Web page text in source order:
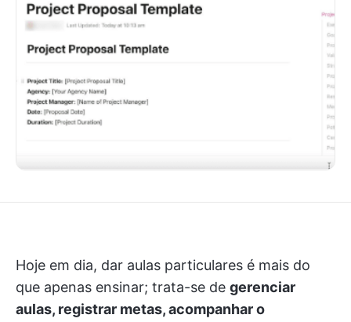
Hoje em dia, dar aulas particulares é mais do
que apenas ensinar; trata-se de gerenciar
aulas, registrar metas, acompanhar o